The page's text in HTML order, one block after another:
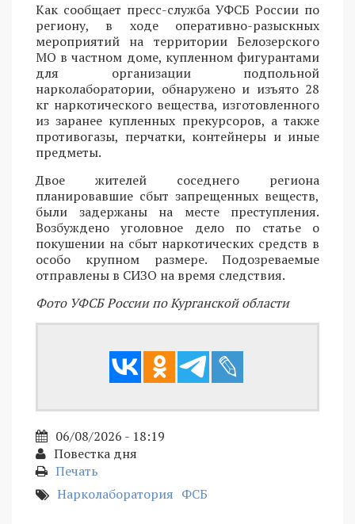
Как сообщает пресс-служба УФСБ России по
региону, в ходе оперативно-разыскных
мероприятий на территории Белозерского
МО в частном доме, купленном фигурантами
для организации подпольной
нарколаборатории, обнаружено и изъято 28
кг наркотического вещества, изготовленного
из заранее купленных прекурсоров, а также
противогазы, перчатки, контейнеры и иные
предметы.
Двое жителей соседнего региона
планировавшие сбыт запрещенных веществ,
были задержаны на месте преступления.
Возбуждено уголовное дело по статье о
покушении на сбыт наркотических средств в
особо крупном размере. Подозреваемые
отправлены в СИЗО на время следствия.
Фото УФСБ России по Курганской области
06/08/2026 - 18:19
Повестка дня
Печать
Нарколаборатория ФСБ